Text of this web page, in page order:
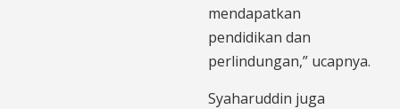
mendapatkan
pendidikan dan
perlindungan,” ucapnya.
Syaharuddin juga